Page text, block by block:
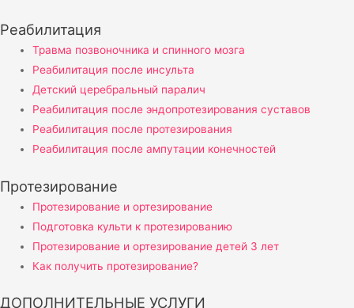
Реабилитация
Травма позвоночника и спинного мозга
Реабилитация после инсульта
Детский церебральный паралич
Реабилитация после эндопротезирования суставов
Реабилитация после протезирования
Реабилитация после ампутации конечностей
Протезирование
Протезирование и ортезирование
Подготовка культи к протезированию
Протезирование и ортезирование детей 3 лет
Как получить протезирование?
ДОПОЛНИТЕЛЬНЫЕ УСЛУГИ